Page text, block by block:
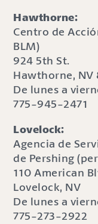
Hawthorne:
Centro de
BLM)
924 5th St.
Hawthorne, NV
De lunes a
775-945-2471
Lovelock:
Agencia de
de Pershing
110 American
Lovelock, NV
De lunes a
775-273-2922